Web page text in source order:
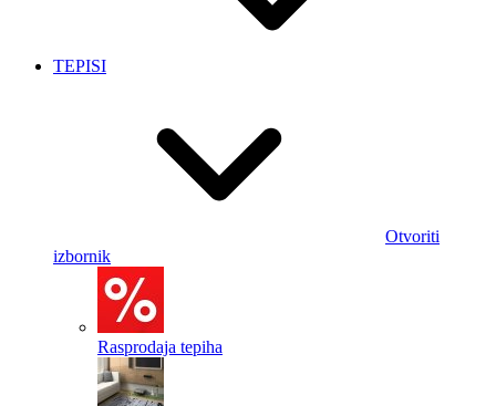
TEPISI
Otvoriti
izbornik
Rasprodaja tepiha